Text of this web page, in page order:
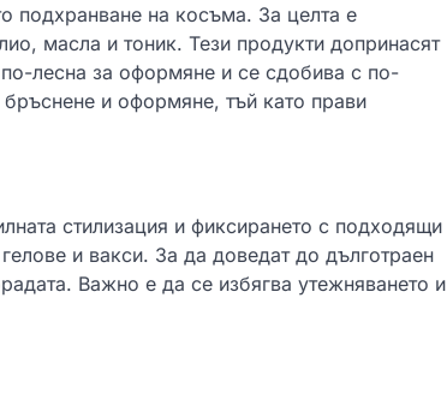
подхранване на косъма. За целта е
масла и тоник. Тези продукти допринасят
лесна за оформяне и се сдобива с по-
и оформяне, тъй като прави
стилизация и фиксирането с подходящи
и вакси. За да доведат до дълготраен
Важно е да се избягва утежняването и